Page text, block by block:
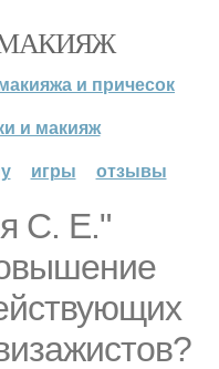
и причесок
и макияж
игры отзывы
С. Е."